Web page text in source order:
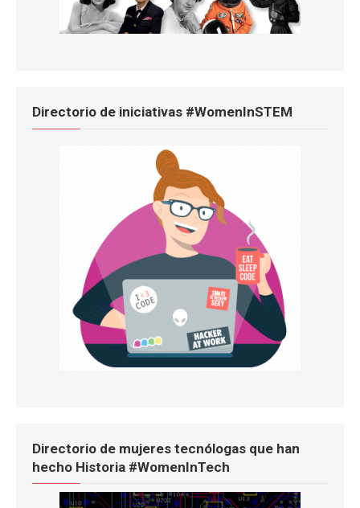
Directorio de iniciativas #WomenInSTEM
Directorio de mujeres tecnólogas que han
hecho Historia #WomenInTech